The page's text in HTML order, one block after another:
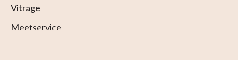
Vitrage
Meetservice